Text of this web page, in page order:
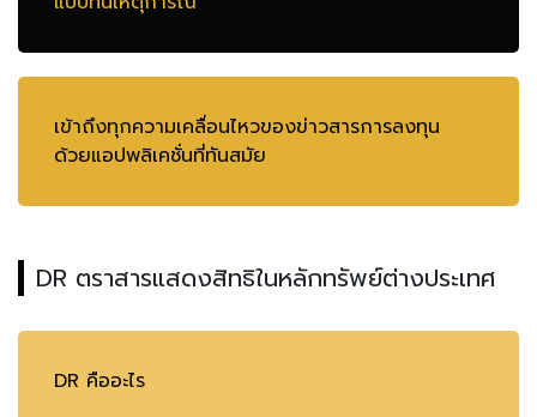
เข้าถึงทุกความเคลื่อนไหวของข่าวสารการลงทุน
ด้วยแอปพลิเคชั่นที่ทันสมัย
DR ตราสารแสดงสิทธิในหลักทรัพย์ต่างประเทศ
DR คืออะไร